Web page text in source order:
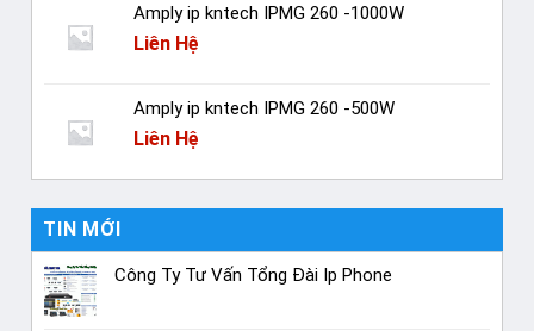
Amply ip kntech IPMG 260 -1000W
Liên Hệ
Amply ip kntech IPMG 260 -500W
Liên Hệ
TIN MỚI
Công Ty Tư Vấn Tổng Đài Ip Phone